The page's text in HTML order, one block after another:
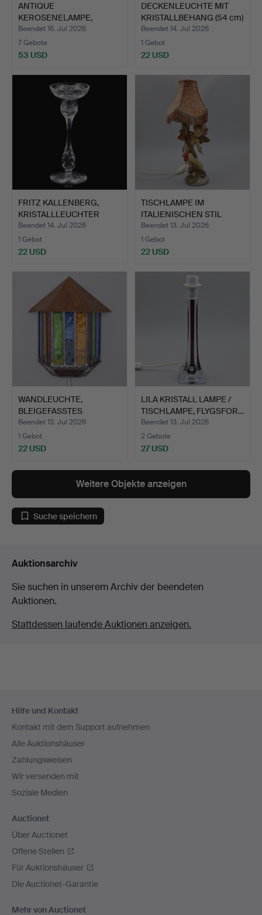
ANTIQUE
KEROSENELAMPE,
BÜSTENMOTIV AUS MET…
Beendet 16. Jul 2026
7 Gebote
53 USD
DECKENLEUCHTE MIT
KRISTALLBEHANG (54 cm)
2…
Beendet 14. Jul 2026
1 Gebot
22 USD
FRITZ KALLENBERG,
KRISTALLLEUCHTER
"POMPAD…
Beendet 14. Jul 2026
1 Gebot
22 USD
TISCHLAMPE IM
ITALIENISCHEN STIL
"CHERUB",…
Beendet 13. Jul 2026
1 Gebot
22 USD
WANDLEUCHTE,
BLEIGEFASSTES
FARBIGES GLAS, …
Beendet 13. Jul 2026
1 Gebot
22 USD
LILA KRISTALL LAMPE /
TISCHLAMPE, FLYGSFOR…
Beendet 13. Jul 2026
2 Gebote
27 USD
Weitere Objekte anzeigen
Suche speichern
Auktionsarchiv
Sie suchen in unserem Archiv der beendeten
Auktionen.
Stattdessen laufende Auktionen anzeigen.
Navigation
Hilfe und Kontakt
Kontakt mit dem Support aufnehmen
Alle Auktionshäuser
Zahlungsweisen
Wir versenden mit
Soziale Medien
Auctionet
Über Auctionet
Offene Stellen
Für Auktionshäuser
Die Auctionet-Garantie
Mehr von Auctionet